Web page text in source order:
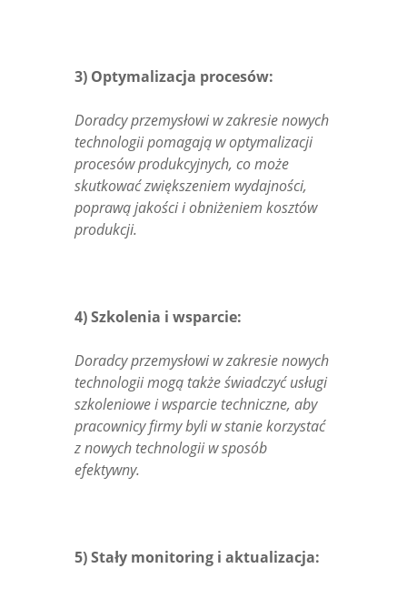
3) Optymalizacja procesów:
Doradcy przemysłowi w zakresie nowych
technologii pomagają w optymalizacji
procesów produkcyjnych, co może
skutkować zwiększeniem wydajności,
poprawą jakości i obniżeniem kosztów
produkcji.
4) Szkolenia i wsparcie:
Doradcy przemysłowi w zakresie nowych
technologii mogą także świadczyć usługi
szkoleniowe i wsparcie techniczne, aby
pracownicy firmy byli w stanie korzystać
z nowych technologii w sposób
efektywny.
5) Stały monitoring i aktualizacja: